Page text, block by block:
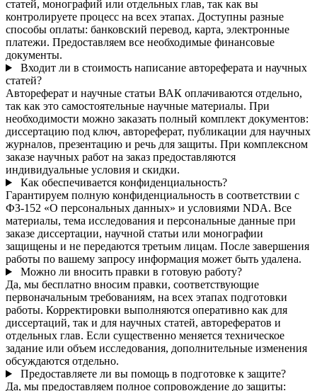
статей, монографий или отдельных глав, так как вы
контролируете процесс на всех этапах. Доступны разные
способы оплаты: банковский перевод, карта, электронные
платежи. Предоставляем все необходимые финансовые
документы.
Входит ли в стоимость написание автореферата и научных
статей?
Автореферат и научные статьи ВАК оплачиваются отдельно,
так как это самостоятельные научные материалы. При
необходимости можно заказать полный комплект документов:
диссертацию под ключ, автореферат, публикации для научных
журналов, презентацию и речь для защиты. При комплексном
заказе научных работ на заказ предоставляются
индивидуальные условия и скидки.
Как обеспечивается конфиденциальность?
Гарантируем полную конфиденциальность в соответствии с
ФЗ-152 «О персональных данных» и условиями NDA. Все
материалы, тема исследования и персональные данные при
заказе диссертации, научной статьи или монографии
защищены и не передаются третьим лицам. После завершения
работы по вашему запросу информация может быть удалена.
Можно ли вносить правки в готовую работу?
Да, мы бесплатно вносим правки, соответствующие
первоначальным требованиям, на всех этапах подготовки
работы. Корректировки выполняются оперативно как для
диссертаций, так и для научных статей, авторефератов и
отдельных глав. Если существенно меняется техническое
задание или объем исследования, дополнительные изменения
обсуждаются отдельно.
Предоставляете ли вы помощь в подготовке к защите?
Да, мы предоставляем полное сопровождение до защиты: